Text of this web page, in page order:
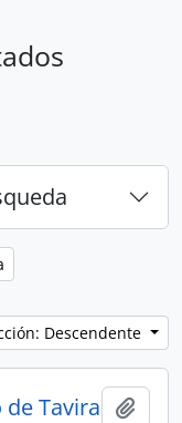
Descendente
Tavira